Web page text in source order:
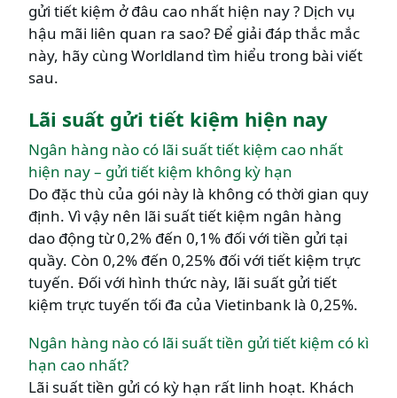
gửi tiết kiệm ở đâu cao nhất hiện nay ? Dịch vụ
hậu mãi liên quan ra sao? Để giải đáp thắc mắc
này, hãy cùng Worldland tìm hiểu trong bài viết
sau.
Lãi suất gửi tiết kiệm hiện nay
Ngân hàng nào có lãi suất tiết kiệm cao nhất
hiện nay – gửi tiết kiệm không kỳ hạn
Do đặc thù của gói này là không có thời gian quy
định. Vì vậy nên lãi suất tiết kiệm ngân hàng
dao động từ 0,2% đến 0,1% đối với tiền gửi tại
quầy. Còn 0,2% đến 0,25% đối với tiết kiệm trực
tuyến. Đối với hình thức này, lãi suất gửi tiết
kiệm trực tuyến tối đa của Vietinbank là 0,25%.
Ngân hàng nào có lãi suất tiền gửi tiết kiệm có kì
hạn cao nhất?
Lãi suất tiền gửi có kỳ hạn rất linh hoạt. Khách